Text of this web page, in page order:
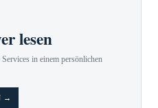
lesen
in einem persönlichen
→